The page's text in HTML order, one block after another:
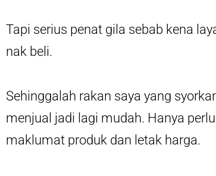
Tapi serius penat gila sebab kena
nak beli.
Sehinggalah rakan saya yang
menjual jadi lagi mudah. Hanya
maklumat produk dan letak harga.